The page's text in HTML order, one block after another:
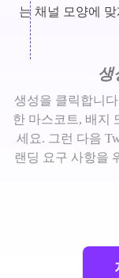
는 채널 모양에
생
생성을 클릭합니
한 마스코트, 배지
세요. 그런 다음
랜딩 요구 사항을